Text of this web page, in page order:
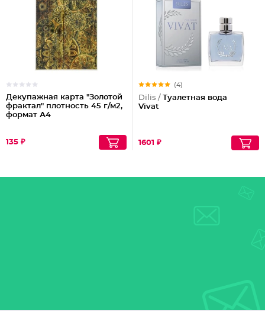
Декупажная карта "Золотой
фрактал" плотность 45 г/м2,
формат А4
135 ₽
(4)
Dilis / Туалетная вода
Vivat
1601 ₽